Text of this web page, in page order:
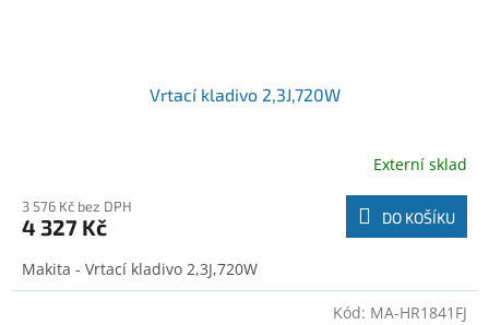
Vrtací kladivo 2,3J,720W
Externí sklad
3 576 Kč bez DPH
4 327 Kč DO KOŠÍKU
Makita - Vrtací kladivo 2,3J,720W
Kód: MA-HR1841FJ